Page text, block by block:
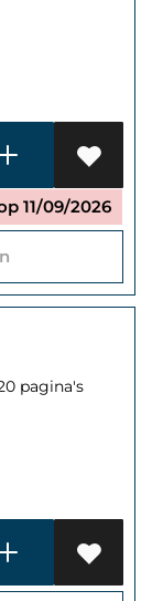
11/09/2026
pagina's